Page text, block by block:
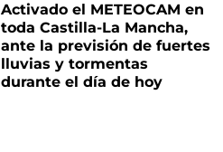
Activado el METEOCAM en
toda Castilla-La Mancha,
ante la previsión de fuertes
lluvias y tormentas
durante el día de hoy